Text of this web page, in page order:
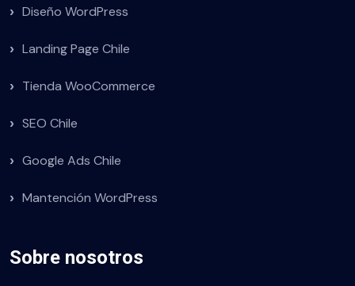
Diseño WordPress
Landing Page Chile
Tienda WooCommerce
SEO Chile
Google Ads Chile
Mantención WordPress
Sobre nosotros